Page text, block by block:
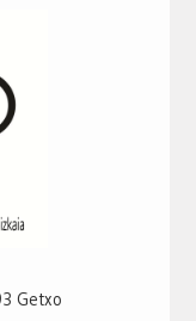
Getxo